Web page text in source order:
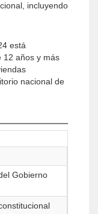
incluyendo
está
12 años y más
nacional de
Gobierno